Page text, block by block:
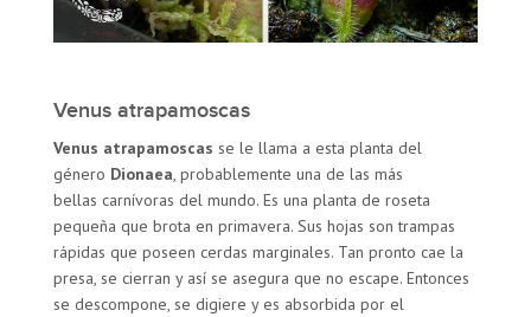
Venus atrapamoscas
Venus atrapamoscas se le llama a esta planta del
género Dionaea , probablemente una de las más
bellas carnívoras del mundo. Es una planta de roseta
pequeña que brota en primavera. Sus hojas son trampas
rápidas que poseen cerdas marginales. Tan pronto cae la
presa, se cierran y así se asegura que no escape. Entonces
se descompone, se digiere y es absorbida por el